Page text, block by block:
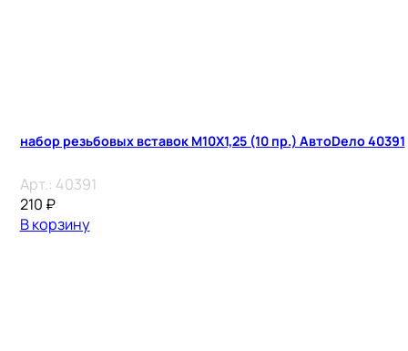
набор резьбовых вставок М10Х1,25 (10 пр.) АвтоDело 40391
Арт.: 40391
210 ₽
В корзину